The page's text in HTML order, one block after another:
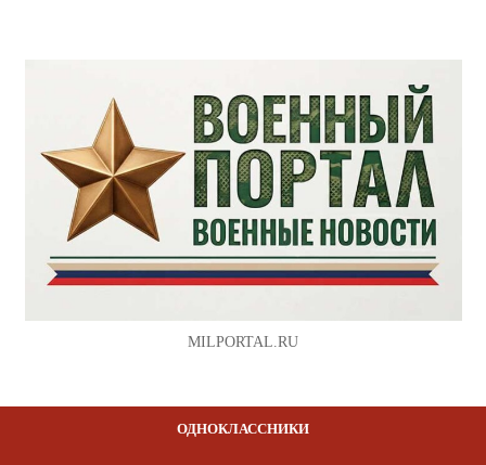
MILPORTAL.RU
ОДНОКЛАССНИКИ